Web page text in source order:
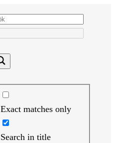
Exact matches only
Search in title